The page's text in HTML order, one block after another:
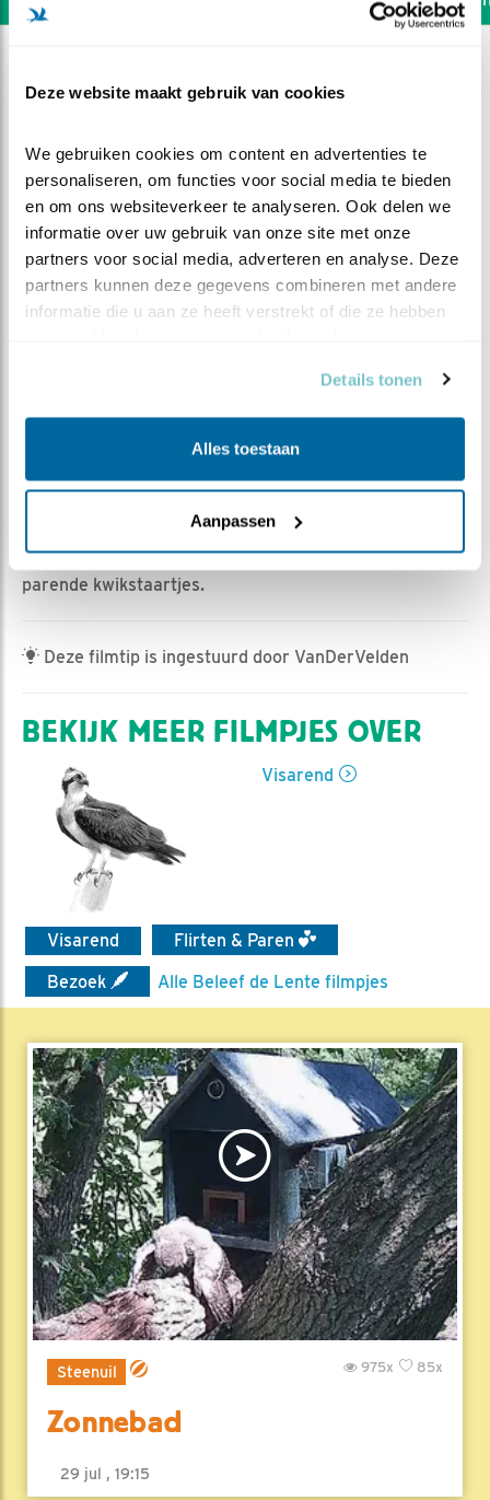
Deze website maakt gebruik van cookies
We gebruiken cookies om content en advertenties te
personaliseren, om functies voor social media te bieden
en om ons websiteverkeer te analyseren. Ook delen we
informatie over uw gebruik van onze site met onze
partners voor social media, adverteren en analyse. Deze
partners kunnen deze gegevens combineren met andere
informatie die u aan ze heeft verstrekt of die ze hebben
Details tonen
Alles toestaan
Aanpassen
Balts en paring kwikstaartjes
Romke Visser | Geplaatst op 26 april 2024, 19:20 |
Bewaar dit filmpje |
Vanmiddag een prachtig beeld van baltsende en
parende kwikstaartjes.
Deze filmtip is ingestuurd door VanDerVelden
BEKIJK MEER FILMPJES OVER
Visarend
Visarend
Flirten & Paren
Bezoek
Alle Beleef de Lente filmpjes
Steenuil 85x
975x
Zonnebad
29 jul , 19:15